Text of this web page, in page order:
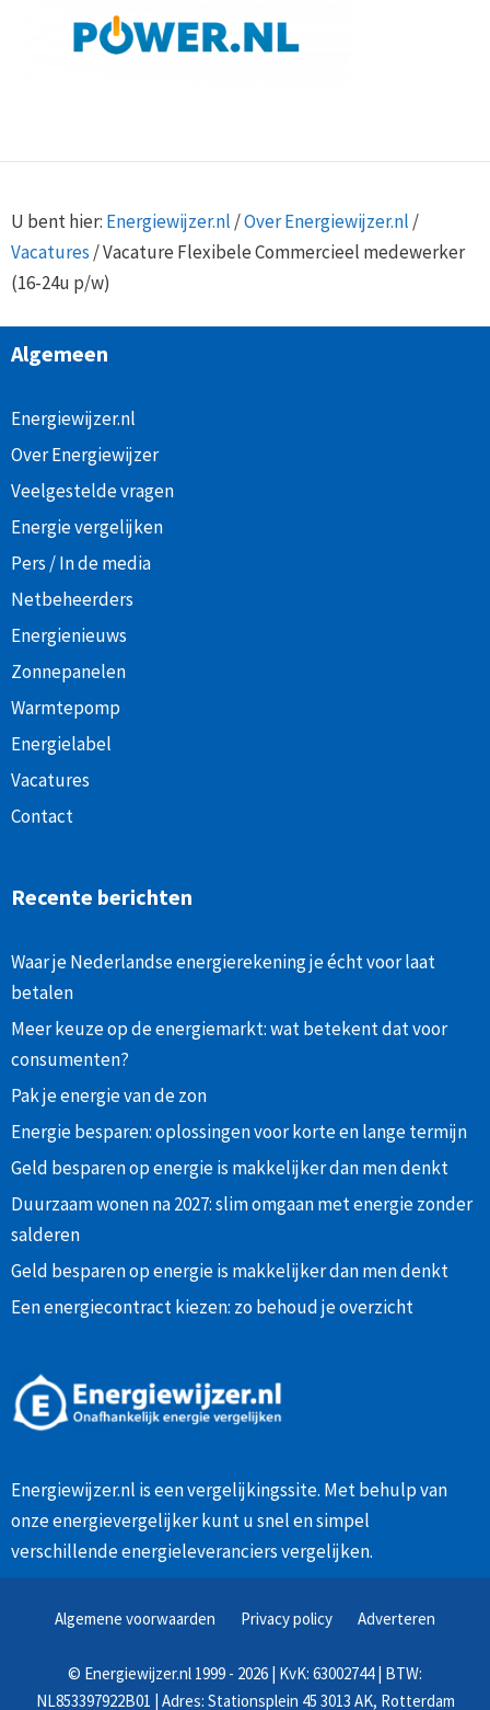
U bent hier: Energiewijzer.nl /Over Energiewijzer.nl /
Vacatures /Vacature Flexibele Commercieel medewerker
(16-24u p/w)
Algemeen
Energiewijzer.nl
Over Energiewijzer
Veelgestelde vragen
Energie vergelijken
Pers / In de media
Netbeheerders
Energienieuws
Zonnepanelen
Warmtepomp
Energielabel
Vacatures
Contact
Recente berichten
Waar je Nederlandse energierekening je écht voor laat
betalen
Meer keuze op de energiemarkt: wat betekent dat voor
consumenten?
Pak je energie van de zon
Energie besparen: oplossingen voor korte en lange termijn
Geld besparen op energie is makkelijker dan men denkt
Duurzaam wonen na 2027: slim omgaan met energie zonder
salderen
Geld besparen op energie is makkelijker dan men denkt
Een energiecontract kiezen: zo behoud je overzicht
Energiewijzer.nl is een vergelijkingssite. Met behulp van
onzeenergievergelijkerkunt u snel en simpel
verschillende energieleveranciers vergelijken.
Algemene voorwaarden Privacy policy Adverteren
© Energiewijzer.nl 1999 - 2026 | KvK: 63002744 | BTW:
NL853397922B01 | Adres: Stationsplein 45 3013 AK, Rotterdam